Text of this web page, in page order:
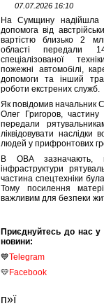
07.07.2026 16:10
На Сумщину надійшла
допомога від
вартістю близько 2
області передали
спеціалізованої
пожежні автомобілі,
допомоги та інший
роботи екстрених служб.
Як повідомив начальник
Олег Григоров, частину
передали
ліквідовувати
людей у прифронтових
В ОВА зазначають,
інфраструктури
частина спецтехніки
Тому посилення
важливим для безпеки
Приєднуйтесь до нас у
новини:
💙Telegram
💛 Facebook
п»ї